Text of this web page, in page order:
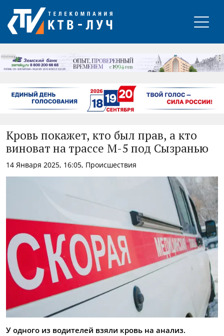
РЕКЛАМА
Кровь покажет, кто был прав, а кто
виноват на трассе М-5 под Сызранью
14 Января 2025, 16:05, Происшествия
У одного из водителей взяли кровь на анализ.